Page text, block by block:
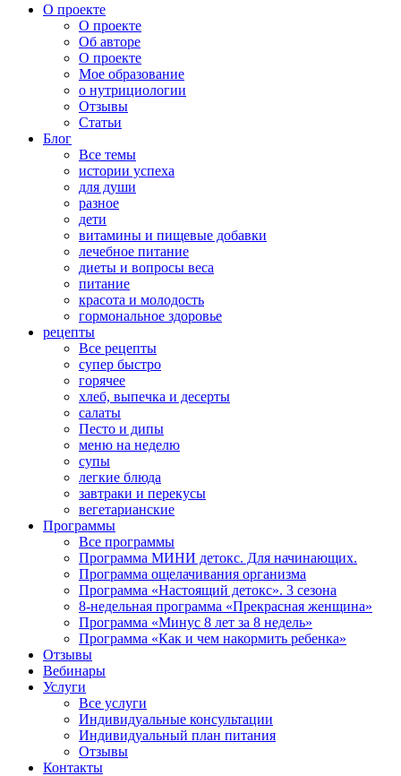
О проекте
О проекте
Об авторе
О проекте
Мое образование
о нутрициологии
Отзывы
Статьи
Блог
Все темы
истории успеха
для души
разное
дети
витамины и пищевые добавки
лечебное питание
диеты и вопросы веса
питание
красота и молодость
гормональное здоровье
рецепты
Все рецепты
супер быстро
горячее
хлеб, выпечка и десерты
салаты
Песто и дипы
меню на неделю
супы
легкие блюда
завтраки и перекусы
вегетарианские
Программы
Все программы
Программа МИНИ детокс. Для начинающих.
Программа ощелачивания организма
Программа «Настоящий детокс». 3 сезона
8-недельная программа «Прекрасная женщина»
Программа «Минус 8 лет за 8 недель»
Программа «Как и чем накормить ребенка»
Отзывы
Вебинары
Услуги
Все услуги
Индивидуальные консультации
Индивидуальный план питания
Отзывы
Контакты